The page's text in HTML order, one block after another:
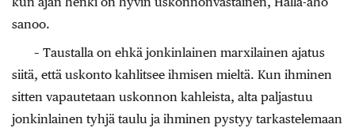
sanoo.
– Taustalla on ehkä jonkinlainen marxilainen ajatus
siitä, että uskonto kahlitsee ihmisen mieltä. Kun ihminen
sitten vapautetaan uskonnon kahleista, alta paljastuu
jonkinlainen tyhjä taulu ja ihminen pystyy tarkastelemaan